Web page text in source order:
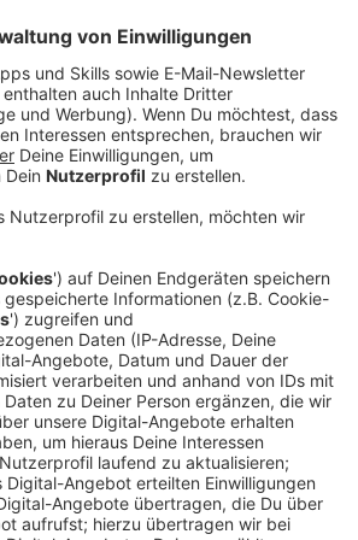
"Blinding Lights" von The
geworden, oder aber auch mit ihrer
in die Charts geschafft hat. Nun,
ist die nächste Single auf den
sein könnte. Sie heißt "Am I
LOI zum Interview eingeladen und
ihre junge Karriere, den neuen
für das kommende Jahr